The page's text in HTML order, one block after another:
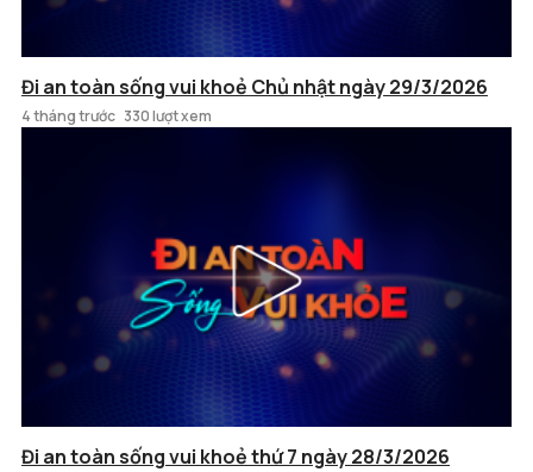
Đi an toàn sống vui khoẻ Chủ nhật ngày 29/3/2026
4 tháng trước 330 lượt xem
Đi an toàn sống vui khoẻ thứ 7 ngày 28/3/2026